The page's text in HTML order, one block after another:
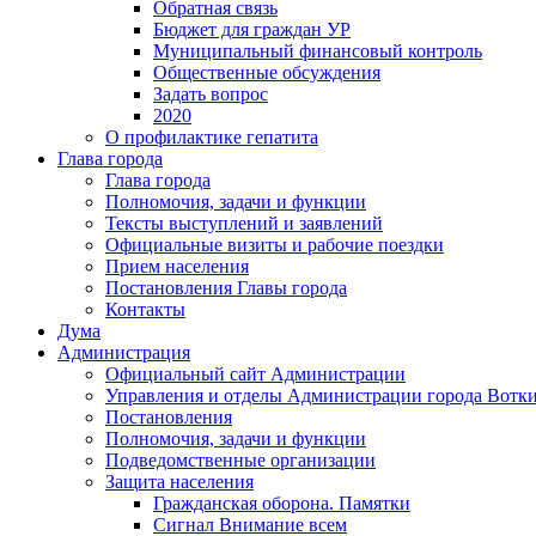
Обратная связь
Бюджет для граждан УР
Муниципальный финансовый контроль
Общественные обсуждения
Задать вопрос
2020
О профилактике гепатита
Глава города
Глава города
Полномочия, задачи и функции
Тексты выступлений и заявлений
Официальные визиты и рабочие поездки
Прием населения
Постановления Главы города
Контакты
Дума
Администрация
Официальный сайт Администрации
Управления и отделы Администрации города
Постановления
Полномочия, задачи и функции
Подведомственные организации
Защита населения
Гражданская оборона. Памятки
Сигнал Внимание всем